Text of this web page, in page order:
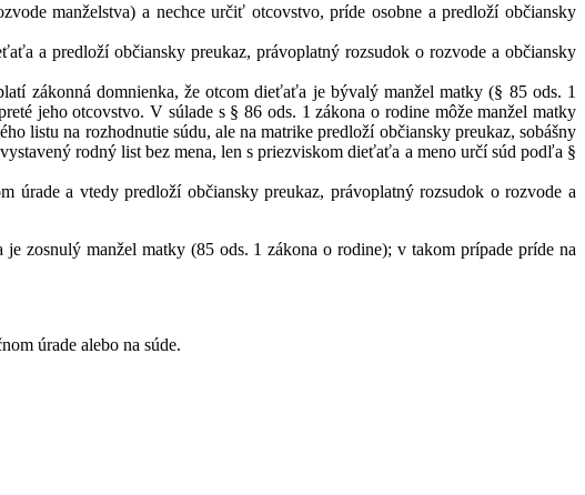
manželstva) a nechce určiť otcovstvo, príde osobne a predloží občiansky
a predloží občiansky preukaz, právoplatný rozsudok o rozvode a občiansky
zákonná domnienka, že otcom dieťaťa je bývalý manžel matky (§ 85 ods. 1
jeho otcovstvo. V súlade s § 86 ods. 1 zákona o rodine môže manžel matky
listu na rozhodnutie súdu, ale na matrike predloží občiansky preukaz, sobášny
rodný list bez mena, len s priezviskom dieťaťa a meno určí súd podľa §
a vtedy predloží občiansky preukaz, právoplatný rozsudok o rozvode a
zosnulý manžel matky (85 ods. 1 zákona o rodine); v takom prípade príde na
úrade alebo na súde.